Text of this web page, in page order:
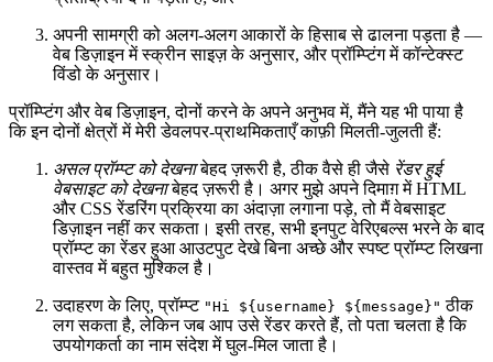
अपनी सामग्री को अलग-अलग आकारों के हिसाब से ढालना पड़ता है —
वेब डिज़ाइन में स्क्रीन साइज़ के अनुसार, और प्रॉम्प्टिंग में कॉन्टेक्स्ट
विंडो के अनुसार।
प्रॉम्प्टिंग और वेब डिज़ाइन, दोनों करने के अपने अनुभव में, मैंने यह भी पाया है
कि इन दोनों क्षेत्रों में मेरी डेवलपर-प्राथमिकताएँ काफ़ी मिलती-जुलती हैं:
असल प्रॉम्प्ट को देखनाबेहद ज़रूरी है, ठीक वैसे ही जैसे रेंडर हुई
वेबसाइट को देखनाबेहद ज़रूरी है। अगर मुझे अपने दिमाग़ में HTML
और CSS रेंडरिंग प्रक्रिया का अंदाज़ा लगाना पड़े, तो मैं वेबसाइट
डिज़ाइन नहीं कर सकता। इसी तरह, सभी इनपुट वेरिएबल्स भरने के बाद
प्रॉम्प्ट का रेंडर हुआ आउटपुट देखे बिना अच्छे और स्पष्ट प्रॉम्प्ट लिखना
वास्तव में बहुत मुश्किल है।
उदाहरण के लिए, प्रॉम्प्ट "Hi ${username} ${message}" ठीक
लग सकता है, लेकिन जब आप उसे रेंडर करते हैं, तो पता चलता है कि
उपयोगकर्ता का नाम संदेश में घुल-मिल जाता है।